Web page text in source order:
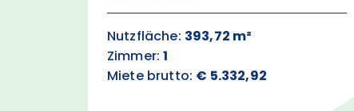
Nutzfläche: 393,72 m²
Zimmer:1
Miete brutto: € 5.332,92